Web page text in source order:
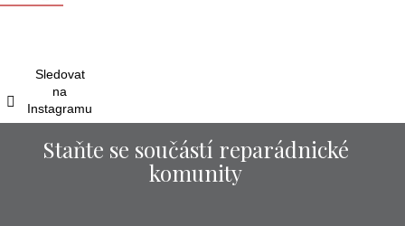
Sledovat
na
Instagramu
Staňte se součástí reparádnické
komunity